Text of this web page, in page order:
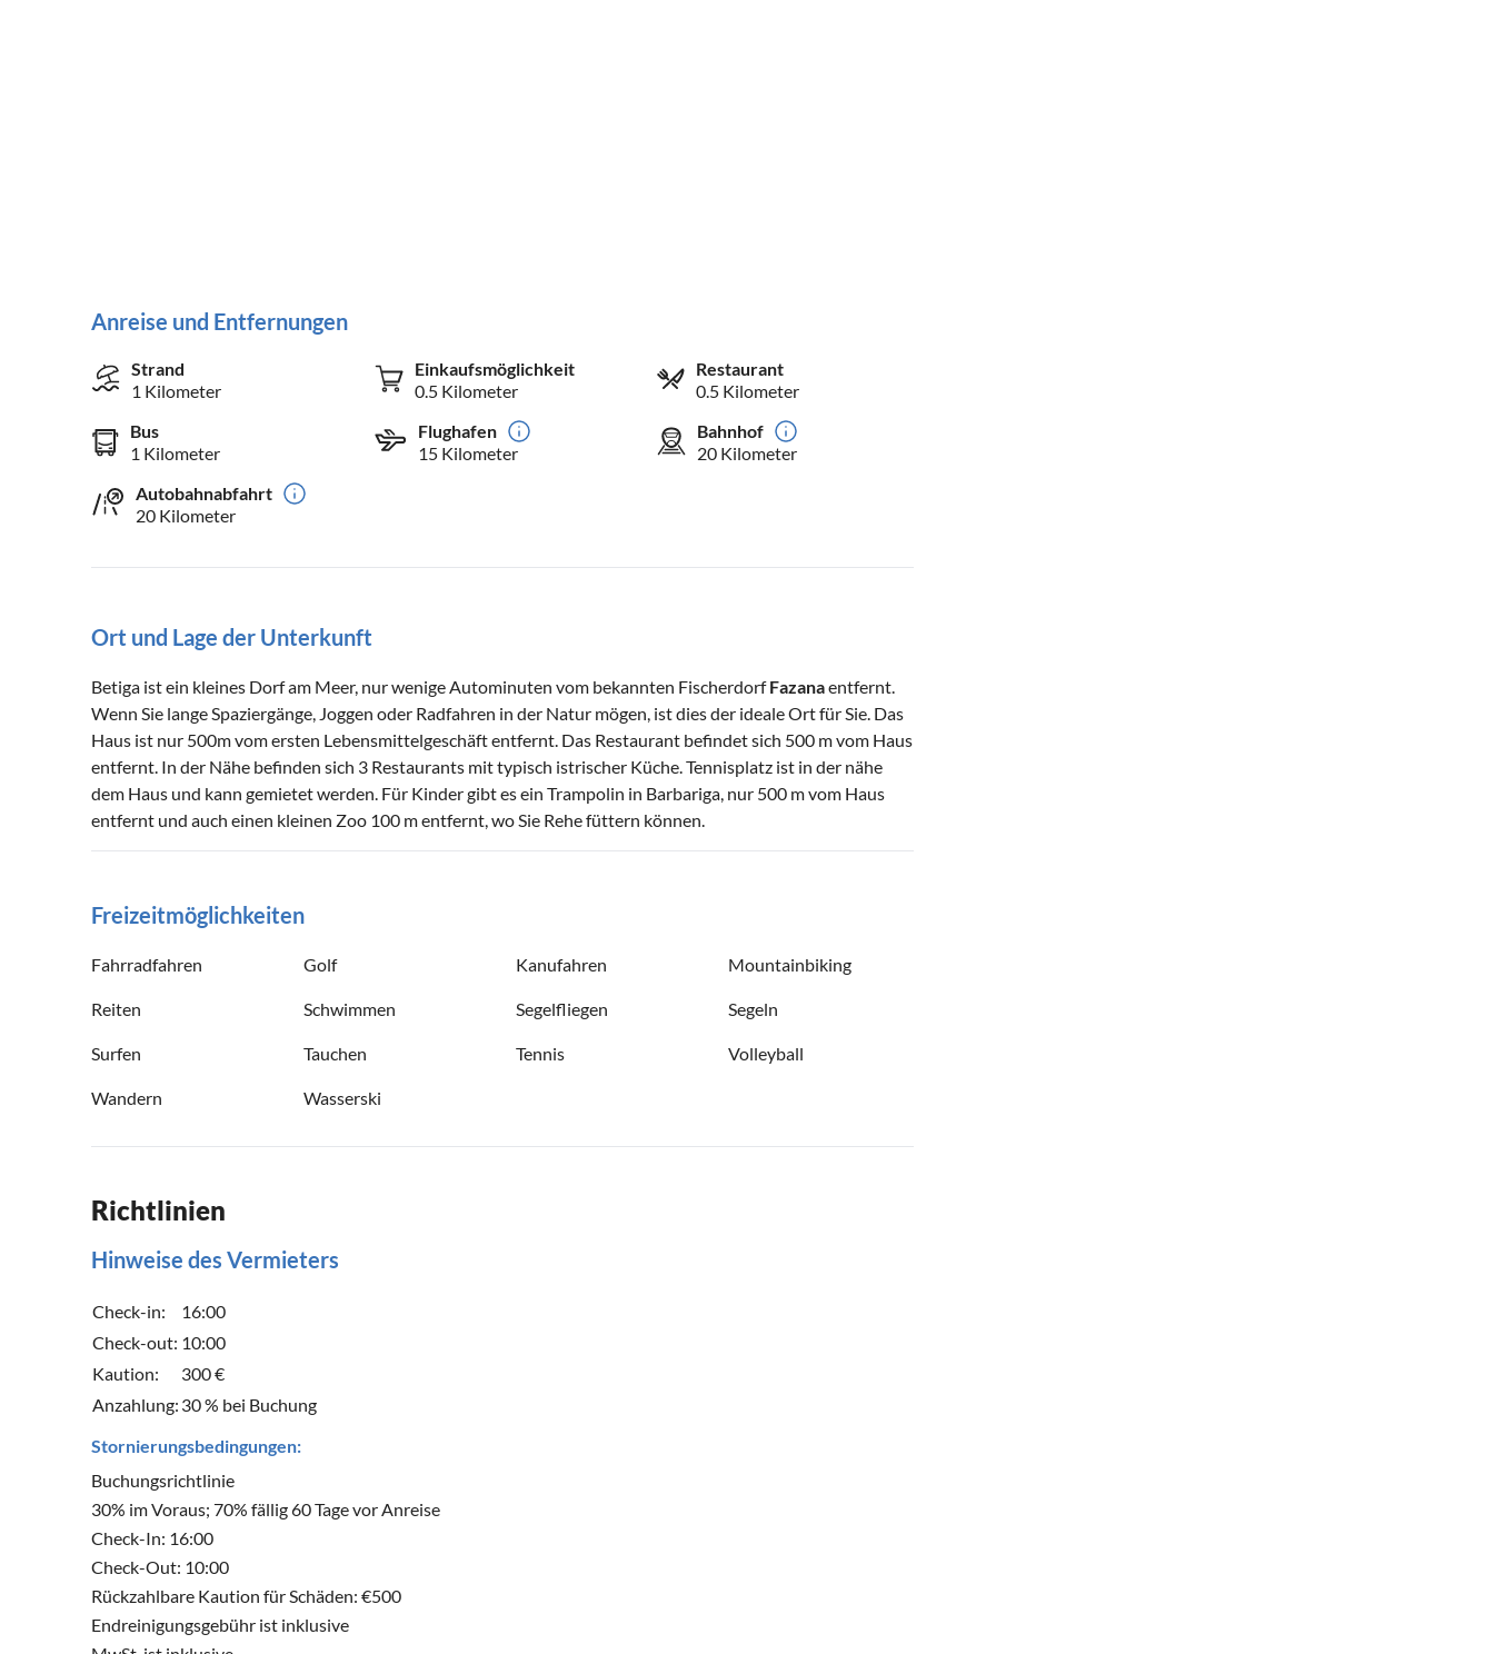
Anreise und Entfernungen
Strand
1 Kilometer
Einkaufsmöglichkeit
0.5 Kilometer
Restaurant
0.5 Kilometer
Bus
1 Kilometer
Flughafen
15 Kilometer
Bahnhof
20 Kilometer
Autobahnabfahrt
20 Kilometer
Ort und Lage der Unterkunft
Betiga ist ein kleines Dorf am Meer, nur wenige Autominuten vom bekannten FischerdorfFazanaentfernt.
Wenn Sie lange Spaziergänge, Joggen oder Radfahren in der Natur mögen, ist dies der ideale Ort für Sie. Das
Haus ist nur 500m vom ersten Lebensmittelgeschäft entfernt. Das Restaurant befindet sich 500 m vom Haus
entfernt. In der Nähe befinden sich 3 Restaurants mit typisch istrischer Küche. Tennisplatz ist in der nähe
dem Haus und kann gemietet werden. Für Kinder gibt es ein Trampolin in Barbariga, nur 500 m vom Haus
entfernt und auch einen kleinen Zoo 100 m entfernt, wo Sie Rehe füttern können.
Freizeitmöglichkeiten
Fahrradfahren Golf Kanufahren Mountainbiking
Reiten Schwimmen Segelfliegen Segeln
Surfen Tauchen Tennis Volleyball
Wandern Wasserski
Richtlinien
Hinweise des Vermieters
Check-in:
16:00
Check-out: 10:00
Kaution:
300 €
Anzahlung: 30 % bei Buchung
Stornierungsbedingungen:
Buchungsrichtlinie
30% im Voraus; 70% fällig 60 Tage vor Anreise
Check-In: 16:00
Check-Out: 10:00
Rückzahlbare Kaution für Schäden: €500
Endreinigungsgebühr ist inklusive